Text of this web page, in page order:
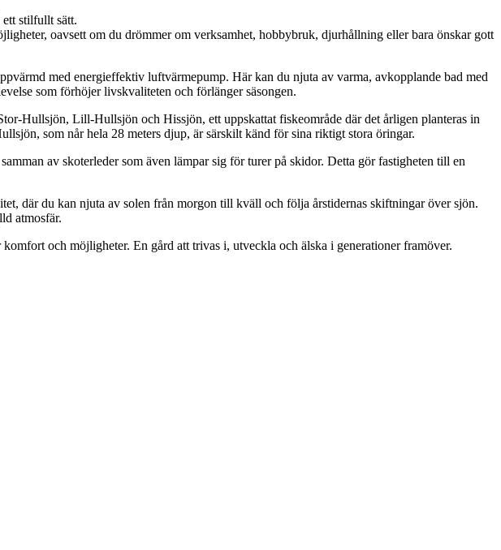
ett stilfullt sätt.
oavsett om du drömmer om verksamhet, hobbybruk, djurhållning eller bara önskar gott
med energieffektiv luftvärmepump. Här kan du njuta av varma, avkopplande bad med
som förhöjer livskvaliteten och förlänger säsongen.
Hullsjön, Lill-Hullsjön och Hissjön, ett uppskattat fiskeområde där det årligen planteras in
som når hela 28 meters djup, är särskilt känd för sina riktigt stora öringar.
av skoterleder som även lämpar sig för turer på skidor. Detta gör fastigheten till en
där du kan njuta av solen från morgon till kväll och följa årstidernas skiftningar över sjön.
atmosfär.
och möjligheter. En gård att trivas i, utveckla och älska i generationer framöver.